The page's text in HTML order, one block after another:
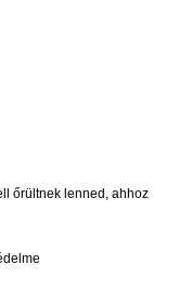
őrültnek lenned, ahhoz